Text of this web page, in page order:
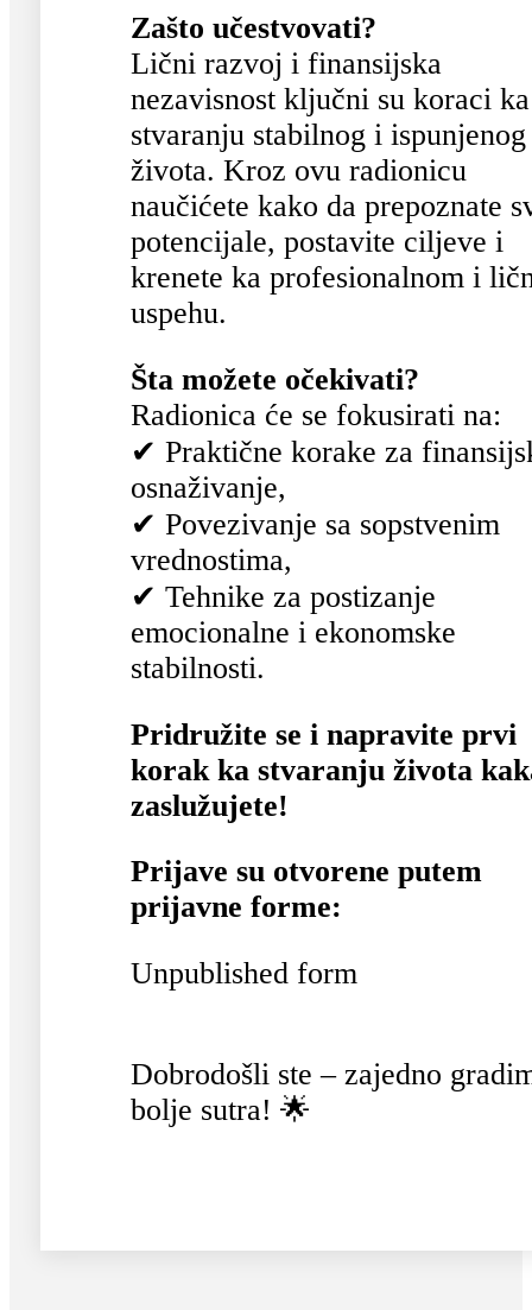
Zašto učestvovati?
Lični razvoj i finansijska
nezavisnost ključni su koraci ka
stvaranju stabilnog i ispunjenog
života. Kroz ovu radionicu
naučićete kako da prepoznate
potencijale, postavite ciljeve i
krenete ka profesionalnom i
uspehu.
Šta možete očekivati?
Radionica će se fokusirati na:
✔ Praktične korake za
osnaživanje,
✔ Povezivanje sa sopstvenim
vrednostima,
✔ Tehnike za postizanje
emocionalne i ekonomske
stabilnosti.
Pridružite se i napravite prvi
korak ka stvaranju života
zaslužujete!
Prijave su otvorene putem
prijavne forme:
Unpublished form
Dobrodošli ste – zajedno
bolje sutra! 🌟